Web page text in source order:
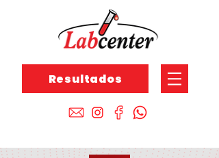
Resultados